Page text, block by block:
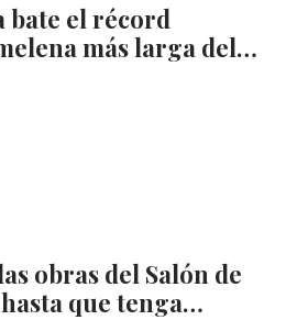
bate el récord
más larga del…
obras del Salón de
que tenga…